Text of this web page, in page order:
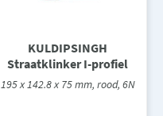
KULDIPSINGH
Straatklinker I-profiel
195 x 142.8 x 75 mm, rood, 6N